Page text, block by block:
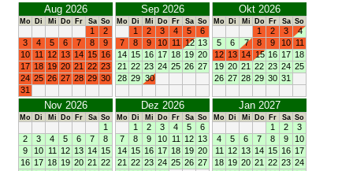
Aug 2026
Mo Di Mi Do Fr Sa So
1
2
3
4 5 6 7 8
9
10 11 12 13 14 15 16
17 18 19 20 21 22 23
24 25 26 27 28 29 30
31
Sep 2026
Mo Di Mi Do Fr Sa So
1 2 3 4 5
6
7
8 9 10 11 12 13
14 15 16 17 18 19 20
21 22 23 24 25 26 27
28 29 30
Okt 2026
Mo Di Mi Do Fr Sa So
1 2 3
4
5
6 7 8 9 10 11
12 13 14 15 16 17 18
19 20 21 22 23 24 25
26 27 28 29 30 31
Nov 2026
Mo Di Mi Do Fr Sa So
1
2
3 4 5 6 7
8
9
10 11 12 13 14 15
16 17 18 19 20 21 22
Dez 2026
Mo Di Mi Do Fr Sa So
1 2 3 4 5
6
7
8 9 10 11 12 13
14 15 16 17 18 19 20
21 22 23 24 25 26 27
Jan 2027
Mo Di Mi Do Fr Sa So
1 2
3
4
5 6 7 8 9
10
11
12 13 14 15 16 17
18 19 20 21 22 23 24